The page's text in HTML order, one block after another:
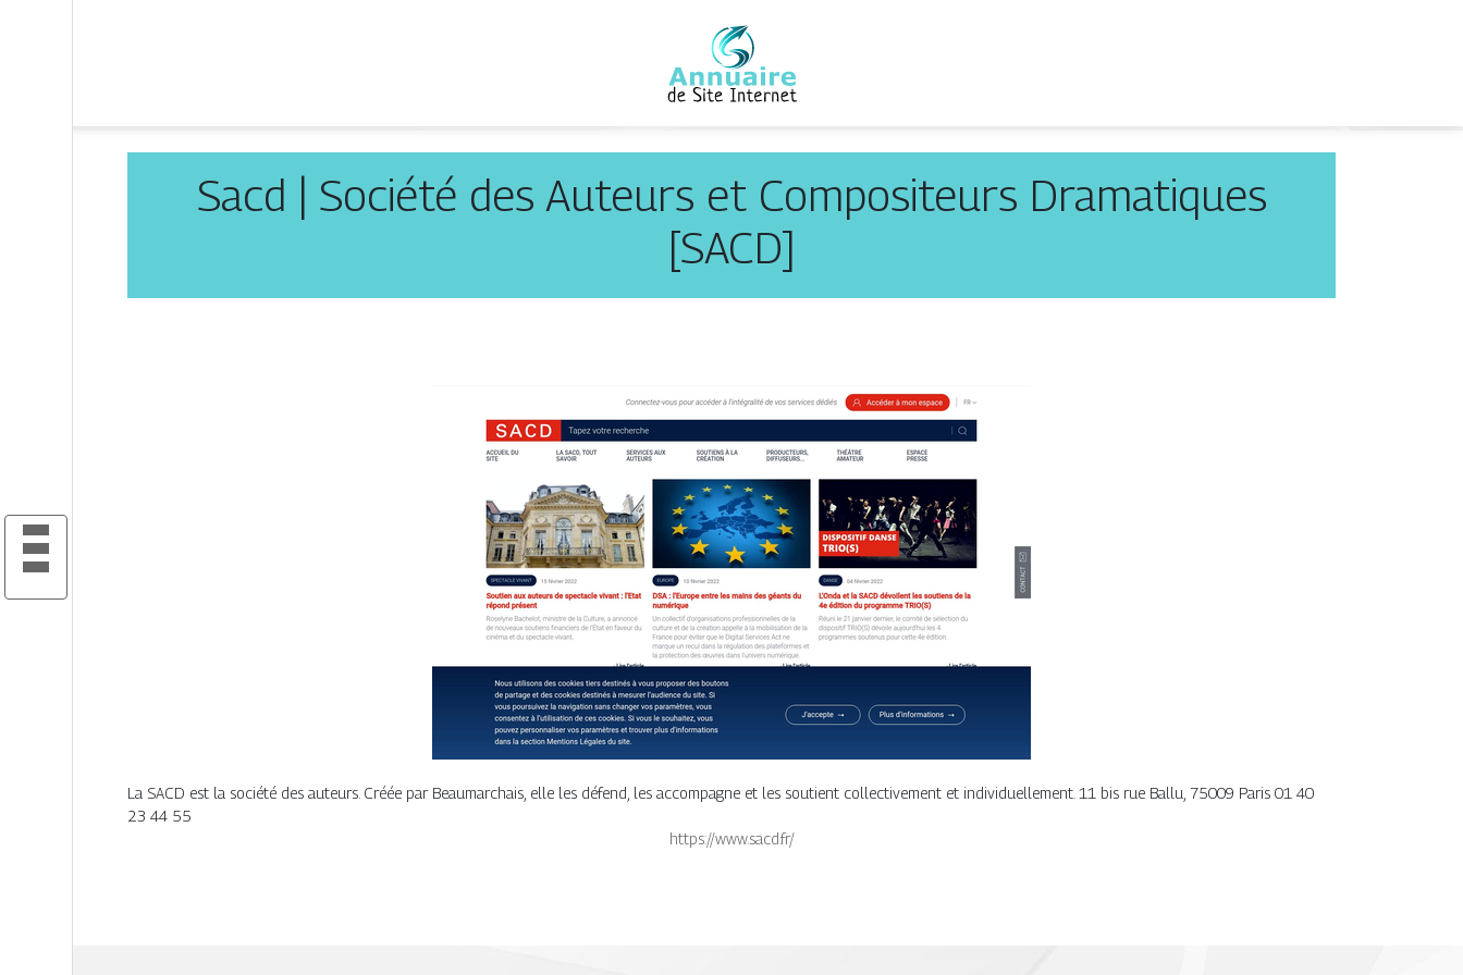
Sacd | Société des Auteurs et Com­positeurs Dramatiques
[SACD]
La SACD est la société des auteurs. Créée par Beaumarchais, elle les défend, les accompagne et les soutient collectivement et individuellement. 11 bis rue Ballu, 75009 Paris 01 40
23 44 55
https://www.sacd.fr/